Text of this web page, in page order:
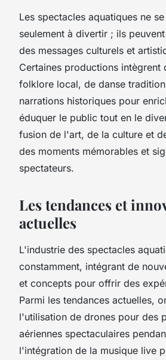
Les spectacles aquatiques ne
seulement à divertir ; ils
des messages culturels et
Certaines productions intègrent
folklore local, de danse
narrations historiques pour
éduquer le public tout en le
fusion de l'art, de la culture et
des moments mémorables et
spectateurs.
Les tendances et
actuelles
L'industrie des spectacles
constamment, intégrant de
et concepts pour offrir des
Parmi les tendances actuelles,
l'utilisation de drones pour des
aériennes spectaculaires
l'intégration de la musique live